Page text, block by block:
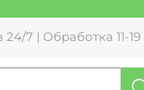
24/7 | Обработка 11-